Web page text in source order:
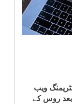
صحت
ویب
بعد روس کے